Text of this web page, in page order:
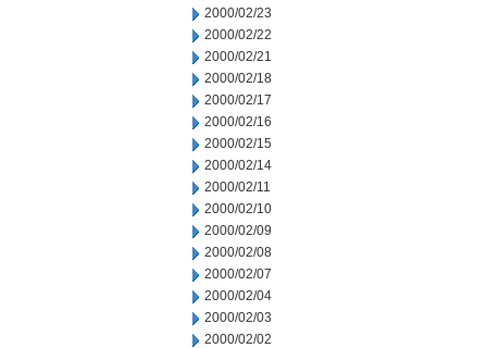
2000/02/23
2000/02/22
2000/02/21
2000/02/18
2000/02/17
2000/02/16
2000/02/15
2000/02/14
2000/02/11
2000/02/10
2000/02/09
2000/02/08
2000/02/07
2000/02/04
2000/02/03
2000/02/02